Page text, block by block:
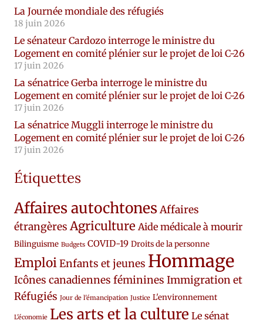
La Journée mondiale des réfugiés
18 juin 2026
Le sénateur Cardozo interroge le ministre du
Logement en comité plénier sur le projet de loi C-26
17 juin 2026
La sénatrice Gerba interroge le ministre du
Logement en comité plénier sur le projet de loi C-26
17 juin 2026
La sénatrice Muggli interroge le ministre du
Logement en comité plénier sur le projet de loi C-26
17 juin 2026
Étiquettes
Affaires autochtones Affaires
étrangères Agriculture Aide médicale à mourir
Bilinguisme Budgets COVID-19 Droits de la personne
EmploiEnfants et jeunes Hommage
Icônes canadiennes féminines Immigration et
Réfugiés Jour de l'émancipation Justice L'environnement
L'économie Les arts et la culture Le sénat